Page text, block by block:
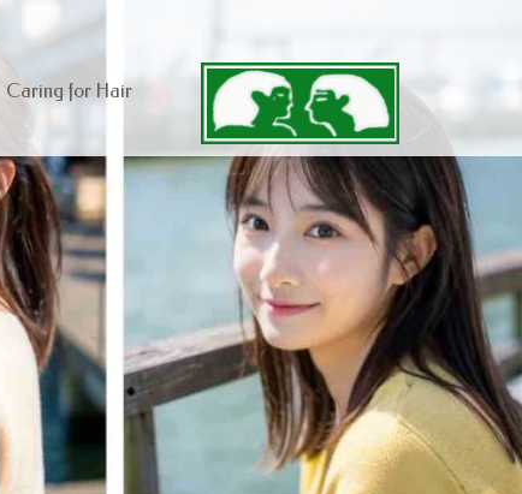
Caring for Hair